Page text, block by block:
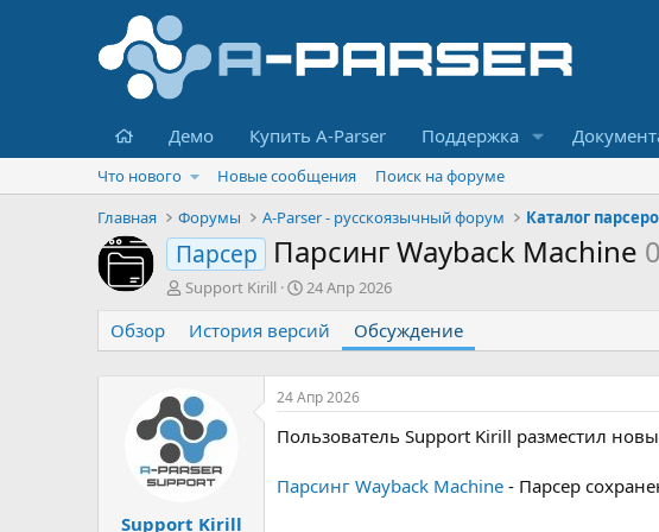
Главная
Демо Купить A-Parser Поддержка
Что нового Новые сообщения
Поиск на форуме
Главная
Форумы A-Parser - русскоязычный форум Каталог
Парсер Парсинг Wayback Machine
А
т
о
т
е
м
ы
Support Kirill
Д
т
а
н
а
ч
а
а
24 Апр 2026
Обзор История версий Обсуждение
Support Kirill
24 Апр 2026
Пользователь Support Kirill разместил
Парсинг Wayback Machine - Парсер